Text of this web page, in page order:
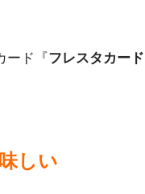
ード『フレスタカード
しい